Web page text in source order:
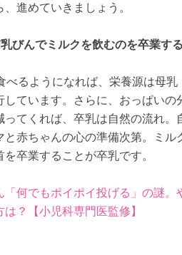
進めていきましょう。
びんでミルクを飲むのを卒業す
べるようになれば、栄養源は母乳
ています。さらに、おっぱいの
てくれば、卒乳は自然の流れ。
赤ちゃんの心の準備次第。ミル
卒業することが卒乳です。
「何でもポイポイ投げる」の謎。
？【小児科専門医監修】